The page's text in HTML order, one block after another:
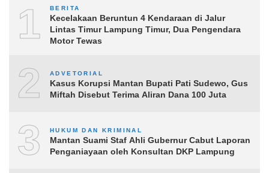
1 BERITA
Kecelakaan Beruntun 4 Kendaraan di Jalur
Lintas Timur Lampung Timur, Dua Pengendara
Motor Tewas
2 ADVETORIAL
Kasus Korupsi Mantan Bupati Pati Sudewo, Gus
Miftah Disebut Terima Aliran Dana 100 Juta
3 HUKUM DAN KRIMINAL
Mantan Suami Staf Ahli Gubernur Cabut Laporan
Penganiayaan oleh Konsultan DKP Lampung